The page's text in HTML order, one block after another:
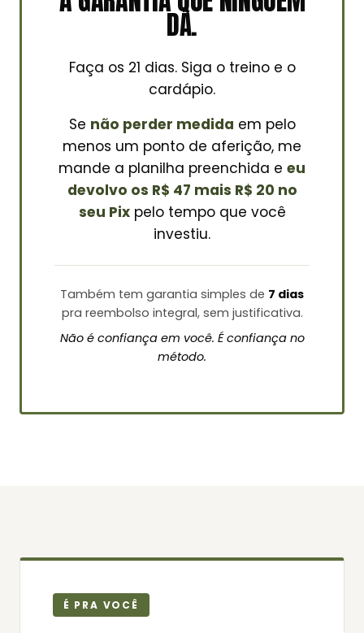
DÁ.
Faça os 21 dias. Siga o treino e o
cardápio.
Se não perder medida em pelo
menos um ponto de aferição, me
mande a planilha preenchida e eu
devolvo os R$ 47 mais R$ 20 no
seu Pixpelo tempo que você
investiu.
Também tem garantia simples de 7 dias
pra reembolso integral, sem justificativa.
Não é confiança em você. É confiança no
método.
É PRA VOCÊ